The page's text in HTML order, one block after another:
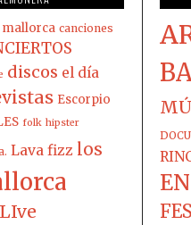
mallorca canciones
discos el día
Escorpio
folk hipster
Lava fizz los